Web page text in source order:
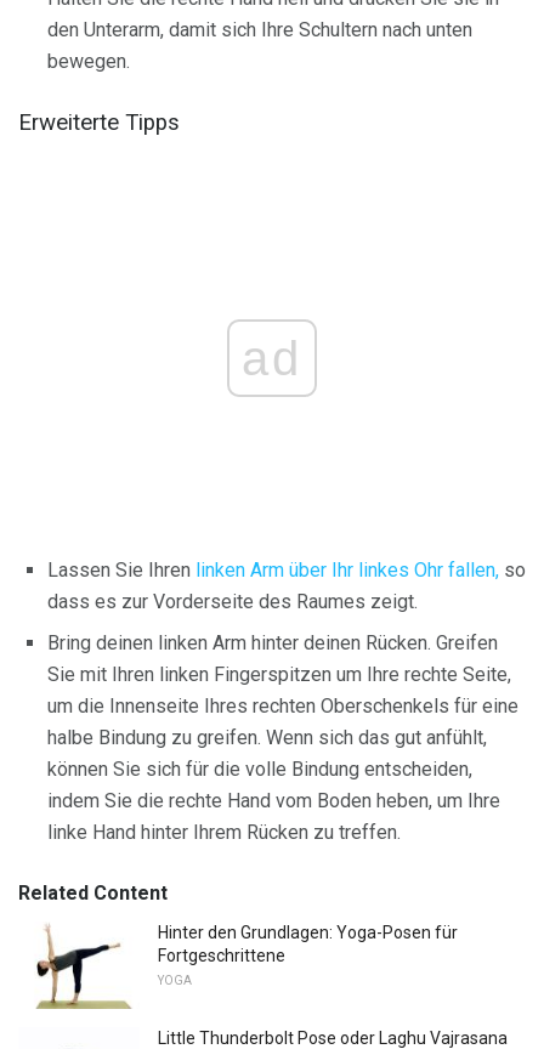
den Unterarm, damit sich Ihre Schultern nach unten
bewegen.
Erweiterte Tipps
ad
Lassen Sie Ihren linken Arm über Ihr linkes Ohr fallen, so
dass es zur Vorderseite des Raumes zeigt.
Bring deinen linken Arm hinter deinen Rücken. Greifen
Sie mit Ihren linken Fingerspitzen um Ihre rechte Seite,
um die Innenseite Ihres rechten Oberschenkels für eine
halbe Bindung zu greifen. Wenn sich das gut anfühlt,
können Sie sich für die volle Bindung entscheiden,
indem Sie die rechte Hand vom Boden heben, um Ihre
linke Hand hinter Ihrem Rücken zu treffen.
Related Content
Hinter den Grundlagen: Yoga-Posen für
Fortgeschrittene
YOGA
Little Thunderbolt Pose oder Laghu Vajrasana